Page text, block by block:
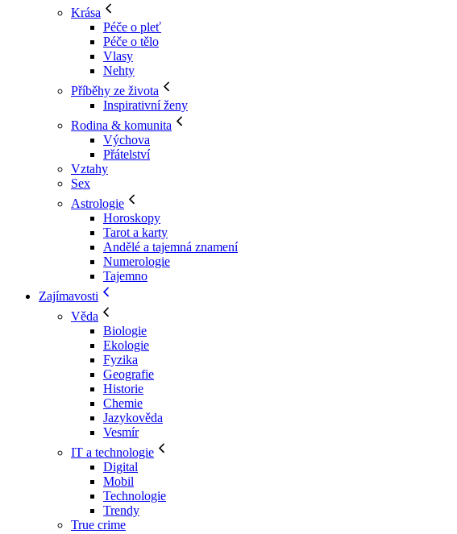
Krása
Péče o pleť
Péče o tělo
Vlasy
Nehty
Příběhy ze života
Inspirativní ženy
Rodina & komunita
Výchova
Přátelství
Vztahy
Sex
Astrologie
Horoskopy
Tarot a karty
Andělé a tajemná znamení
Numerologie
Tajemno
Zajímavosti
Věda
Biologie
Ekologie
Fyzika
Geografie
Historie
Chemie
Jazykověda
Vesmír
IT a technologie
Digital
Mobil
Technologie
Trendy
True crime